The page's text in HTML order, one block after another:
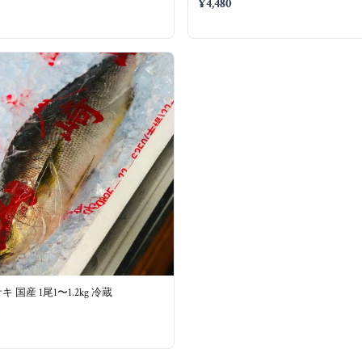
¥4,480
国産 1尾1〜1.2kg 冷蔵